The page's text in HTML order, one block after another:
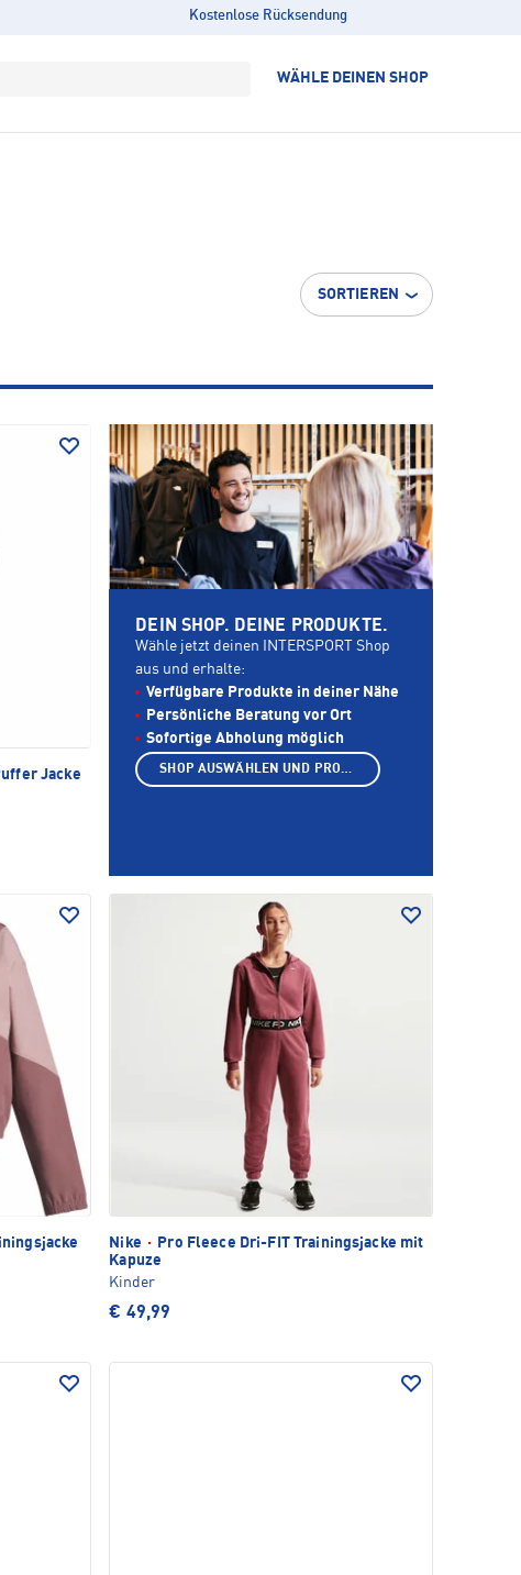
Kostenlose Rücksendung
WÄHLE DEINEN SHOP
SORTIEREN
Jacke
Nike ·
Pro Fleece Dri-FIT Trainingsjacke mit
Kapuze
Kinder
€ 49,99
DEIN SHOP. DEINE PRODUKTE.
Wähle jetzt deinen INTERSPORT Shop
aus und erhalte:
Verfügbare Produkte in deiner Nähe
Persönliche Beratung vor Ort
Sofortige Abholung möglich
SHOP AUSWÄHLEN UND PRODUKTE ANZEIGEN